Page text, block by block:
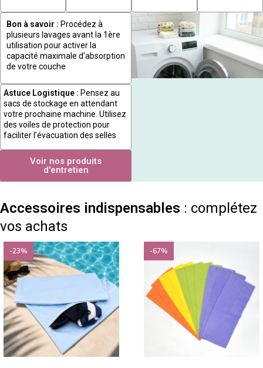
Bon à savoir : Procédez à
plusieurs lavages avant la 1ère
utilisation pour activer la
capacité maximale d’absorption
de votre couche
Astuce Logistique : Pensez au
sacs de stockage en attendant
votre prochaine machine. Utilisez
des voiles de protection pour
faciliter l’évacuation des selles
Voir nos produits
d'entretien
Accessoires indispensables : complétez
vos achats
-23% -67%